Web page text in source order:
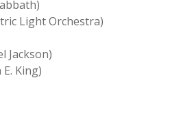
2021
2022
Light Orchestra)
Jackson)
King)